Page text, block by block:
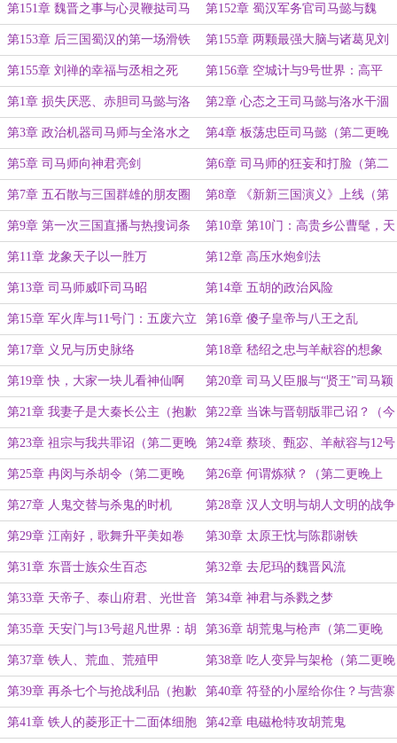
第151章 魏晋之事与心灵鞭挞司马
懿（第二更要到凌晨之后……）
第152章 蜀汉军务官司马懿与魏
延“谋反”（明天一样也是晚上更
新……）
第153章 后三国蜀汉的第一场滑铁
卢（今天只有这5000字了……）
第155章 两颗最强大脑与诸葛见刘
备（第二更晚上十一点多发）
第155章 刘禅的幸福与丞相之死 第156章 空城计与9号世界：高平
陵，洛水之誓（第二章晚上十一点）
第1章 损失厌恶、赤胆司马懿与洛
水异象
第2章 心态之王司马懿与洛水干涸
从天降
第3章 政治机器司马师与全洛水之
誓
第4章 板荡忠臣司马懿（第二更晚
上）
第5章 司马师向神君亮剑 第6章 司马师的狂妄和打脸（第二
更晚上八九点发）
第7章 五石散与三国群雄的朋友圈 第8章 《新新三国演义》上线（第
二章可能要凌晨后）
第9章 第一次三国直播与热搜词条
（今天就这么多了……）
第10章 第10门：高贵乡公曹髦，天
子谋反！
第11章 龙象天子以一胜万 第12章 高压水炮剑法
第13章 司马师威吓司马昭 第14章 五胡的政治风险
第15章 军火库与11号门：五废六立
羊献容
第16章 傻子皇帝与八王之乱
第17章 义兄与历史脉络 第18章 嵇绍之忠与羊献容的想象
第19章 快，大家一块儿看神仙啊 第20章 司马乂臣服与“贤王”司马颖
第21章 我妻子是大秦长公主（抱歉
晚了）
第22章 当诛与晋朝版罪己诏？（今
天实在来不及了……）
第23章 祖宗与我共罪诏（第二更晚
上发）
第24章 蔡琰、甄宓、羊献容与12号
门：武悼天王冉闵
第25章 冉闵与杀胡令（第二更晚
上）
第26章 何谓炼狱？（第二更晚上
发）
第27章 人鬼交替与杀鬼的时机 第28章 汉人文明与胡人文明的战争
第29章 江南好，歌舞升平美如卷 第30章 太原王忱与陈郡谢铁
第31章 东晋士族众生百态 第32章 去尼玛的魏晋风流
第33章 天帝子、泰山府君、光世音
三位一体（明天也晚更，昨忘说
了……）
第34章 神君与杀戮之梦
第35章 天安门与13号超凡世界：胡
荒鬼（明天一定给力点……）
第36章 胡荒鬼与枪声（第二更晚
上）
第37章 铁人、荒血、荒殖甲 第38章 吃人变异与架枪（第二更晚
上发……）
第39章 再杀七个与抢战利品（抱歉
今天先这么多了……）
第40章 符登的小屋给你住？与营寨
近况（第二更晚上）
第41章 铁人的菱形正十二面体细胞 第42章 电磁枪特攻胡荒鬼